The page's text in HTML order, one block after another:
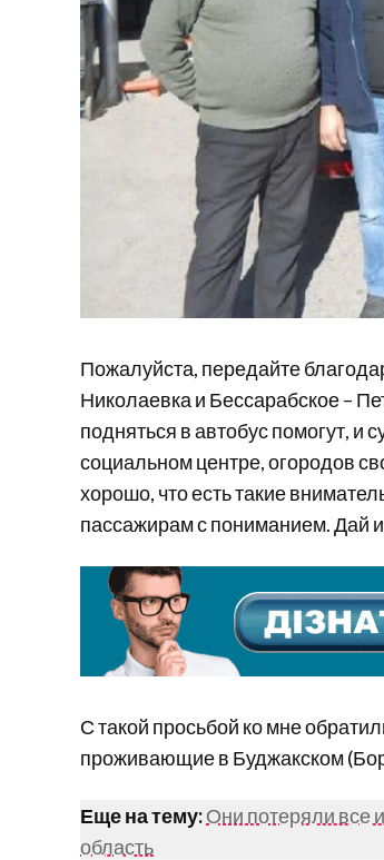
Пожалуйста, передайте
Николаевка и Бессарабское –
подняться в автобус помогут, и
социальном центре, огородов
хорошо, что есть такие
пассажирам с пониманием. Дай
С такой просьбой ко мне
проживающие в Буджакском
Еще на тему:Они потеряли все
область